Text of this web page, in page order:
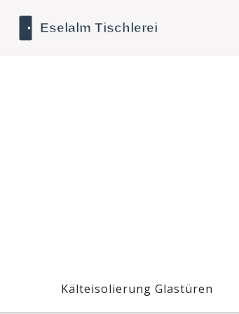
Kälteisolierung Glastüren